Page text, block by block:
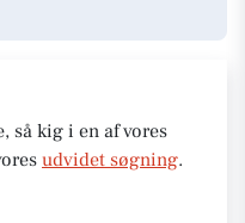
så kig i en af vores
udvidet søgning.